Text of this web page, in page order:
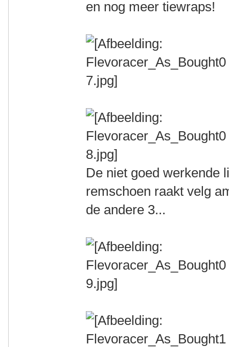
en nog meer tiewraps!
De niet goed werkende
remschoen raakt velg
de andere 3...